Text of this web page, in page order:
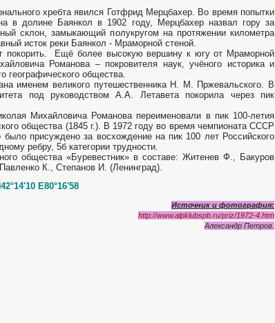
хребта явился Готфрид Мерцбахер. Во время попытки
в долине Баянкол в 1902 году, Мерцбахер назвал гору за
склон, замыкающий полукругом на протяжении километра
исток реки Баянкол - Мраморной стеной.
покорить. Ещё более высокую вершину к югу от Мраморной
Романова – покровителя наук, учёного историка и
географического общества.
именем великого путешественника Н. М. Пржевальского. В
под руководством А.А. Летавета покорила через пик
Михайловича Романова переименовали в пик 100-летия
общества (1845 г.). В 1972 году во время чемпионата СССР
присуждено за восхождение на пик 100 лет Российского
ребру, 5б категории трудности.
общества «Буревестник» в составе: Житенев Ф., Бакуров
К., Степанов И. (Ленинград).
E80°16'58
Источник и фотография:
http://www.alpklubspb.ru/priz/1972-4.htm
Александр Петров.